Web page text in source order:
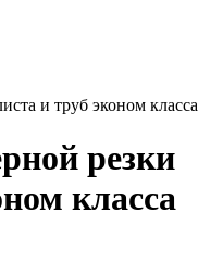
и труб эконом класса
резки
класса